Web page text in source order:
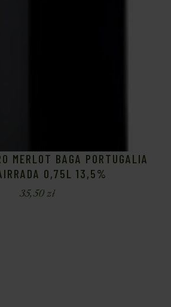
MERLOT BAGA PORTUGALIA
0,75L 13,5%
35,50zł